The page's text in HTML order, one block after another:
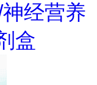
经营养
盒